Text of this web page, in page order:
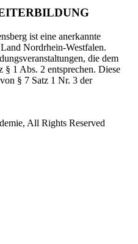
ist eine anerkannte
Nordrhein-Westfalen.
die dem
§ 1 Abs. 2 entsprechen. Diese
§ 7 Satz 1 Nr. 3 der
All Rights Reserved